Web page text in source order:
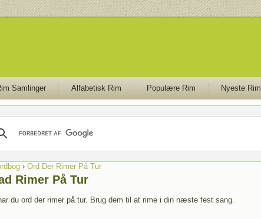
Samlinger Alfabetisk Rim Populære Rim Nyeste Rim
› Ord Der Rimer På Tur
Rimer På Tur
du ord der rimer på tur. Brug dem til at rime i din næste fest sang.